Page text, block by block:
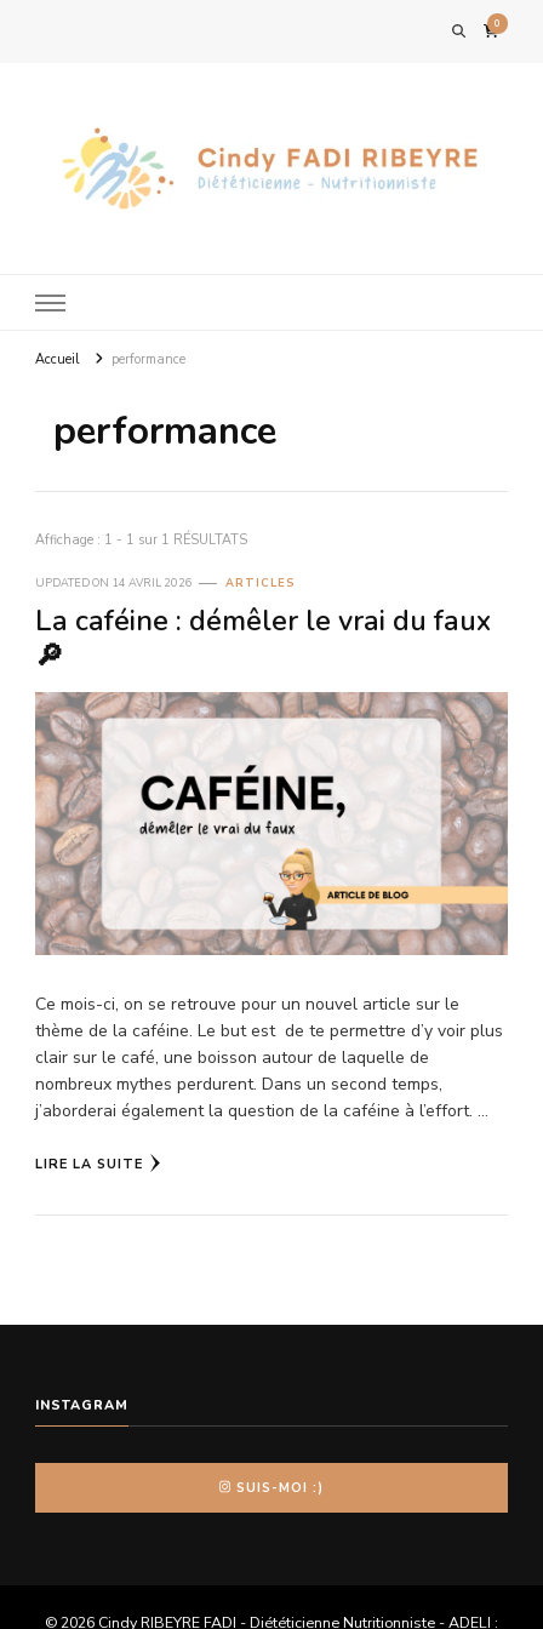
0
Accueil performance
performance
Affichage : 1 - 1 sur 1 RÉSULTATS
UPDATED ON 14 AVRIL 2026 ARTICLES
La caféine : démêler le vrai du faux
🔎
Ce mois-ci, on se retrouve pour un nouvel article sur le
thème de la caféine. Le but est de te permettre d’y voir plus
clair sur le café, une boisson autour de laquelle de
nombreux mythes perdurent. Dans un second temps,
j’aborderai également la question de la caféine à l’effort. …
LIRE LA SUITE
INSTAGRAM
SUIS-MOI :)
© 2026 Cindy RIBEYRE FADI - Diététicienne Nutritionniste - ADELI :